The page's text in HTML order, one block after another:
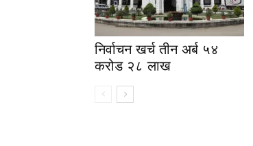
निर्वाचन खर्च तीन अर्ब ५४
करोड २८ लाख